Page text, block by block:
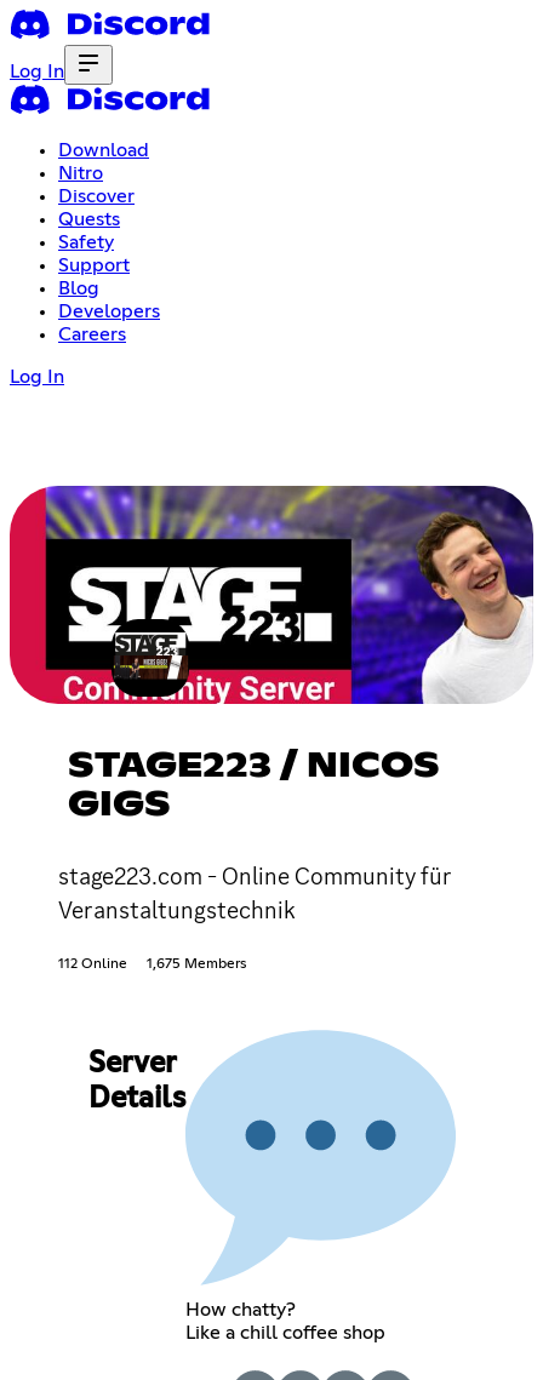
Log In
Download
Nitro
Discover
Quests
Safety
Support
Blog
Developers
Careers
Log In
STAGE223 / NICOS
GIGS
stage223.com - Online Community für
Veranstaltungstechnik
112 Online 1,675 Members
Server
Details
How chatty?
Like a chill coffee shop